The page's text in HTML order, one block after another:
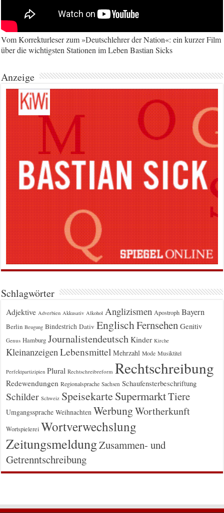
Vom Korrekturleser zum »Deutschlehrer der Nation«: ein kurzer Film
über die wichtigsten Stationen im Leben Bastian Sicks
Anzeige
Schlagwörter
Adjektive Adverbien Akkusativ Alkohol Anglizismen Apostroph Bayern
Berlin Beugung Bindestrich Dativ EnglischFernsehen Genitiv
Genus Hamburg Journalistendeutsch Kinder Kirche
Kleinanzeigen Lebensmittel Mehrzahl Mode Musiktitel
Perfektpartizipien Plural Rechtschreibreform Rechtschreibung
Redewendungen Regionalsprache Sachsen Schaufensterbeschriftung
Schilder Schweiz Speisekarte SupermarktTiere
Umgangssprache Weihnachten WerbungWortherkunft
Wortspielerei Wortverwechslung
ZeitungsmeldungZusammen- und
Getrenntschreibung